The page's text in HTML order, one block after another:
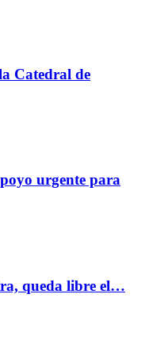
Catedral de
urgente para
queda libre el…